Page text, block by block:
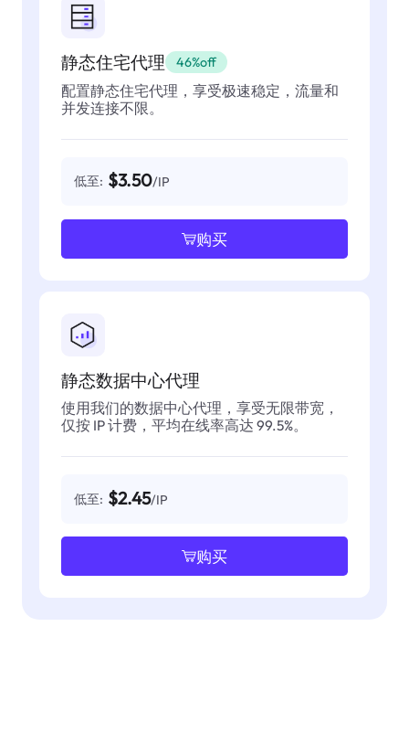
静态住宅代理 46%off
配置静态住宅代理，享受极速稳定，流量和
并发连接不限。
低至: $3.50/IP
购买
静态数据中心代理
使用我们的数据中心代理，享受无限带宽，
仅按 IP 计费，平均在线率高达 99.5%。
低至: $2.45/IP
购买